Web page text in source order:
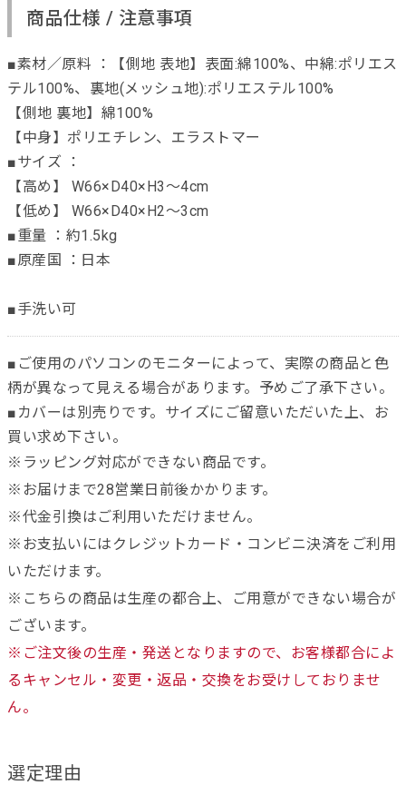
商品仕様 / 注意事項
■素材／原料 ：【側地 表地】表面:綿100%、中綿:ポリエス
テル100%、裏地(メッシュ地):ポリエステル100%
【側地 裏地】綿100%
【中身】ポリエチレン、エラストマー
■サイズ ：
【高め】 W66×D40×H3～4cm
【低め】 W66×D40×H2～3cm
■重量 ：約1.5kg
■原産国 ：日本
■手洗い可
■ご使用のパソコンのモニターによって、実際の商品と色
柄が異なって見える場合があります。予めご了承下さい。
■カバーは別売りです。サイズにご留意いただいた上、お
買い求め下さい。
※ラッピング対応ができない商品です。
※お届けまで28営業日前後かかります。
※代金引換はご利用いただけません。
※お支払いにはクレジットカード・コンビニ決済をご利用
いただけます。
※こちらの商品は生産の都合上、ご用意ができない場合が
ございます。
※ご注文後の生産・発送となりますので、お客様都合によ
るキャンセル・変更・返品・交換をお受けしておりませ
ん。
選定理由